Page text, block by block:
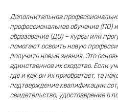
Дополнительное
профессиональное обучение (ПО)
образование (ДО) – курсы или
помогают освоить новую
получить новые знания. Это
единственное их сходство. Если
где и как он их приобретает, то
подтверждение квалификации
свидетельство, удостоверение о